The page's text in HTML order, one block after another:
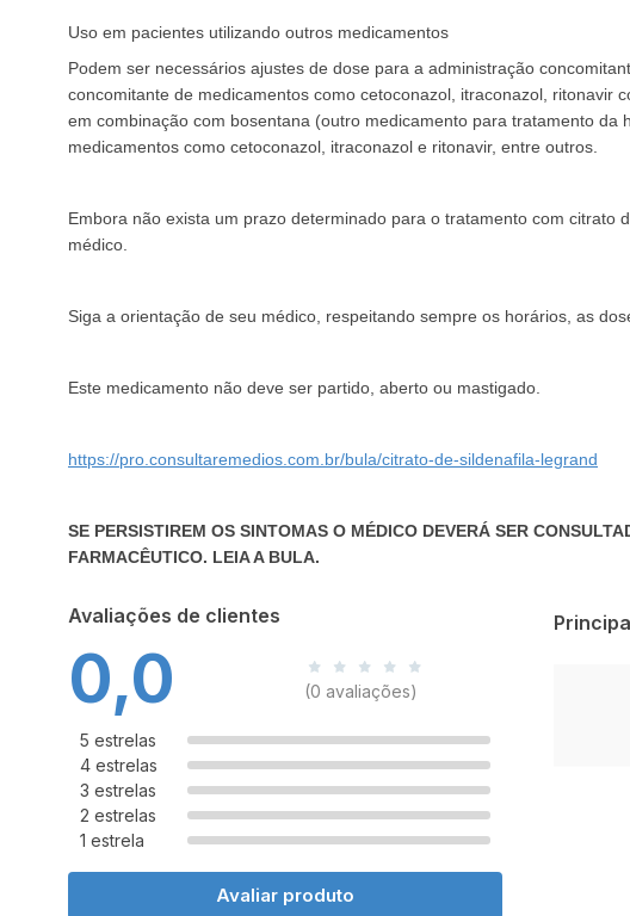
Uso em pacientes utilizando outros medicamentos
Podem ser necessários ajustes de dose para a administração
concomitante de medicamentos como cetoconazol, itraconazol, ritonavir
em combinação com bosentana (outro medicamento para tratamento
medicamentos como cetoconazol, itraconazol e ritonavir, entre outros.
Embora não exista um prazo determinado para o tratamento com
médico.
Siga a orientação de seu médico, respeitando sempre os horários, as
Este medicamento não deve ser partido, aberto ou mastigado.
https://pro.consultaremedios.com.br/bula/citrato-de-sildenafila-legrand
SE PERSISTIREM OS SINTOMAS O MÉDICO DEVERÁ SER
FARMACÊUTICO. LEIA A BULA.
Avaliações de clientes
0,0 (0 avaliações)
5 estrelas
4 estrelas
3 estrelas
2 estrelas
1 estrela
Avaliar produto